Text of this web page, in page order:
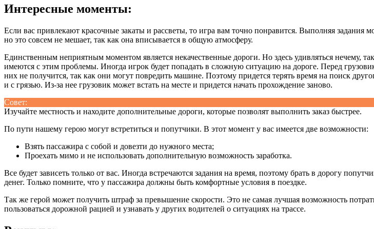
Интересные моменты:
Если вас привлекают красочные закаты и рассветы, то игра вам точно понравится. Выполняя задания
но это совсем не мешает, так как она вписывается в общую атмосферу.
Единственным неприятным моментом является некачественные дороги. Но здесь удивляться нечему,
имеются с этим проблемы. Иногда игрок будет попадать в сложную ситуацию на дороге. Перед
них не получится, так как они могут повредить машине. Поэтому придется терять время на поиск
и с грязью. Из-за нее грузовик может встать на месте и придется начать прохождение заново.
Совет:
Изучайте местность и находите дополнительные дороги, которые позволят выполнить заказ быстрее.
По пути нашему герою могут встретиться и попутчики. В этот момент у вас имеется две возможности:
Взять пассажира с собой и довезти до нужного места;
Проехать мимо и не использовать дополнительную возможность заработка.
Все будет зависеть только от вас. Иногда встречаются задания на время, поэтому брать в дорогу
денег. Только помните, что у пассажира должны быть комфортные условия в поездке.
Так же герой может получить штраф за превышение скорости. Это не самая лучшая возможность
пользоваться дорожной рацией и узнавать у других водителей о ситуациях на трассе.